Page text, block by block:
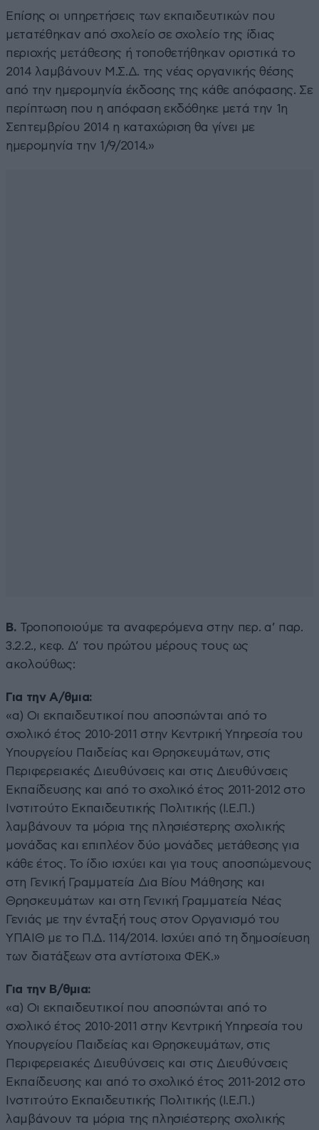
Επίσης οι υπηρετήσεις των εκπαιδευτικών που
μετατέθηκαν από σχολείο σε σχολείο της ίδιας
περιοχής μετάθεσης ή τοποθετήθηκαν οριστικά το
2014 λαμβάνουν Μ.Σ.Δ. της νέας οργανικής θέσης
από την ημερομηνία έκδοσης της κάθε απόφασης. Σε
περίπτωση που η απόφαση εκδόθηκε μετά την 1η
Σεπτεμβρίου 2014 η καταχώριση θα γίνει με
ημερομηνία την 1/9/2014.»
Β. Τροποποιούμε τα αναφερόμενα στην περ. α’ παρ.
3.2.2., κεφ. Δ’ του πρώτου μέρους τους ως
ακολούθως:
Για την Α/θμια:
«α) Οι εκπαιδευτικοί που αποσπώνται από το
σχολικό έτος 2010-2011 στην Κεντρική Υπηρεσία του
Υπουργείου Παιδείας και Θρησκευμάτων, στις
Περιφερειακές Διευθύνσεις και στις Διευθύνσεις
Εκπαίδευσης και από το σχολικό έτος 2011-2012 στο
Ινστιτούτο Εκπαιδευτικής Πολιτικής (Ι.Ε.Π.)
λαμβάνουν τα μόρια της πλησιέστερης σχολικής
μονάδας και επιπλέον δύο μονάδες μετάθεσης για
κάθε έτος. Το ίδιο ισχύει και για τους αποσπώμενους
στη Γενική Γραμματεία Δια Βίου Μάθησης και
Θρησκευμάτων και στη Γενική Γραμματεία Νέας
Γενιάς με την ένταξή τους στον Οργανισμό του
ΥΠΑΙΘ με το Π.Δ. 114/2014. Ισχύει από τη δημοσίευση
των διατάξεων στα αντίστοιχα ΦΕΚ.»
Για την Β/θμια:
«α) Οι εκπαιδευτικοί που αποσπώνται από το
σχολικό έτος 2010-2011 στην Κεντρική Υπηρεσία του
Υπουργείου Παιδείας και Θρησκευμάτων, στις
Περιφερειακές Διευθύνσεις και στις Διευθύνσεις
Εκπαίδευσης και από το σχολικό έτος 2011-2012 στο
Ινστιτούτο Εκπαιδευτικής Πολιτικής (Ι.Ε.Π.)
λαμβάνουν τα μόρια της πλησιέστερης σχολικής